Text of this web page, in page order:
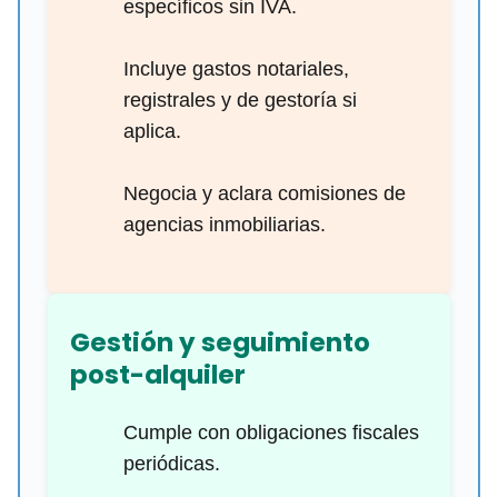
específicos sin IVA.
Incluye gastos notariales,
registrales y de gestoría si
aplica.
Negocia y aclara comisiones de
agencias inmobiliarias.
Gestión y seguimiento
post-alquiler
Cumple con obligaciones fiscales
periódicas.